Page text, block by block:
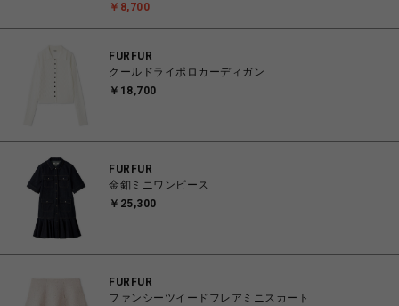
￥8,700
FURFUR
クールドライポロカーディガン
￥18,700
FURFUR
金釦ミニワンピース
￥25,300
FURFUR
ファンシーツイードフレアミニスカート